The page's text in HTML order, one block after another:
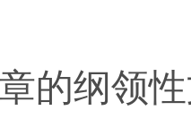
的纲领